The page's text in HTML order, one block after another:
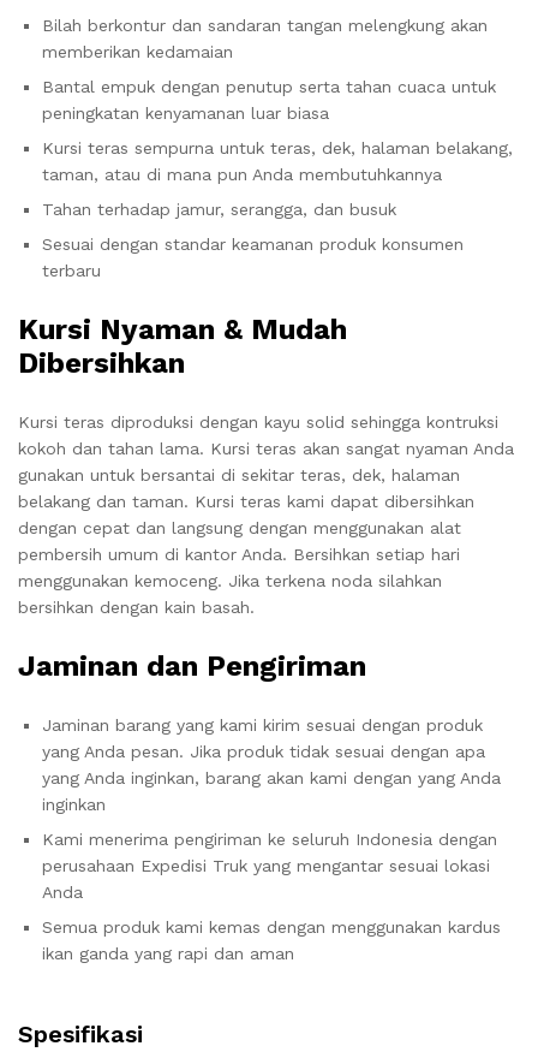
Bilah berkontur dan sandaran tangan melengkung akan
memberikan kedamaian
Bantal empuk dengan penutup serta tahan cuaca untuk
peningkatan kenyamanan luar biasa
Kursi teras sempurna untuk teras, dek, halaman belakang,
taman, atau di mana pun Anda membutuhkannya
Tahan terhadap jamur, serangga, dan busuk
Sesuai dengan standar keamanan produk konsumen
terbaru
Kursi Nyaman & Mudah
Dibersihkan
Kursi teras diproduksi dengan kayu solid sehingga kontruksi
kokoh dan tahan lama. Kursi teras akan sangat nyaman Anda
gunakan untuk bersantai di sekitar teras, dek, halaman
belakang dan taman. Kursi teras kami dapat dibersihkan
dengan cepat dan langsung dengan menggunakan alat
pembersih umum di kantor Anda. Bersihkan setiap hari
menggunakan kemoceng. Jika terkena noda silahkan
bersihkan dengan kain basah.
Jaminan dan Pengiriman
Jaminan barang yang kami kirim sesuai dengan produk
yang Anda pesan. Jika produk tidak sesuai dengan apa
yang Anda inginkan, barang akan kami dengan yang Anda
inginkan
Kami menerima pengiriman ke seluruh Indonesia dengan
perusahaan Expedisi Truk yang mengantar sesuai lokasi
Anda
Semua produk kami kemas dengan menggunakan kardus
ikan ganda yang rapi dan aman
Spesifikasi